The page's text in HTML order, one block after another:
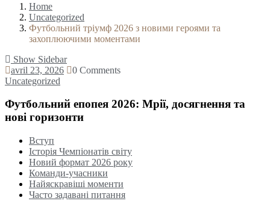
Home
Uncategorized
Футбольний тріумф 2026 з новими героями та
захоплюючими моментами
Show Sidebar
avril 23, 2026
0 Comments
Uncategorized
Футбольний епопея 2026: Мрії, досягнення та
нові горизонти
Вступ
Історія Чемпіонатів світу
Новий формат 2026 року
Команди-учасники
Найяскравіші моменти
Часто задавані питання